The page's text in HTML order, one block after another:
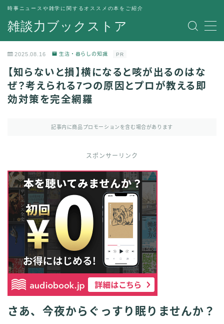
雑談力ブックストア
時事ニュースや雑学に関するオススメの本をご紹介
MENU
運営者情報
2025.08.16 生活・暮らしの知識 PR
【知らないと損】横になると咳が出るのはな
ぜ？考えられる7つの原因とプロが教える即
効対策を完全網羅
記事内に商品プロモーションを含む場合があります
スポンサーリンク
さあ、今夜からぐっすり眠りませんか？